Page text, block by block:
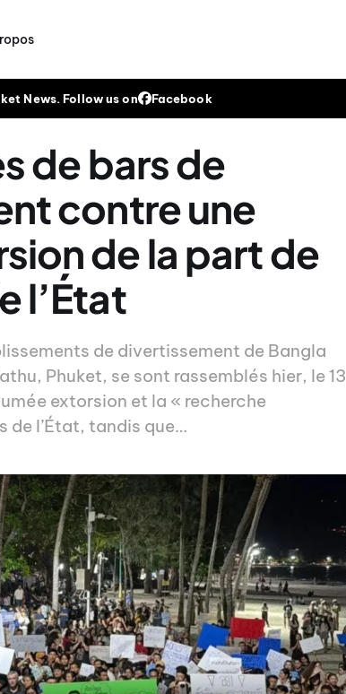
News. Follow us on Facebook
de bars de
contre une
de la part de
l’État
de divertissement de Bangla
Phuket, se sont rassemblés hier, le 13
extorsion et la « recherche
de l’État, tandis que…